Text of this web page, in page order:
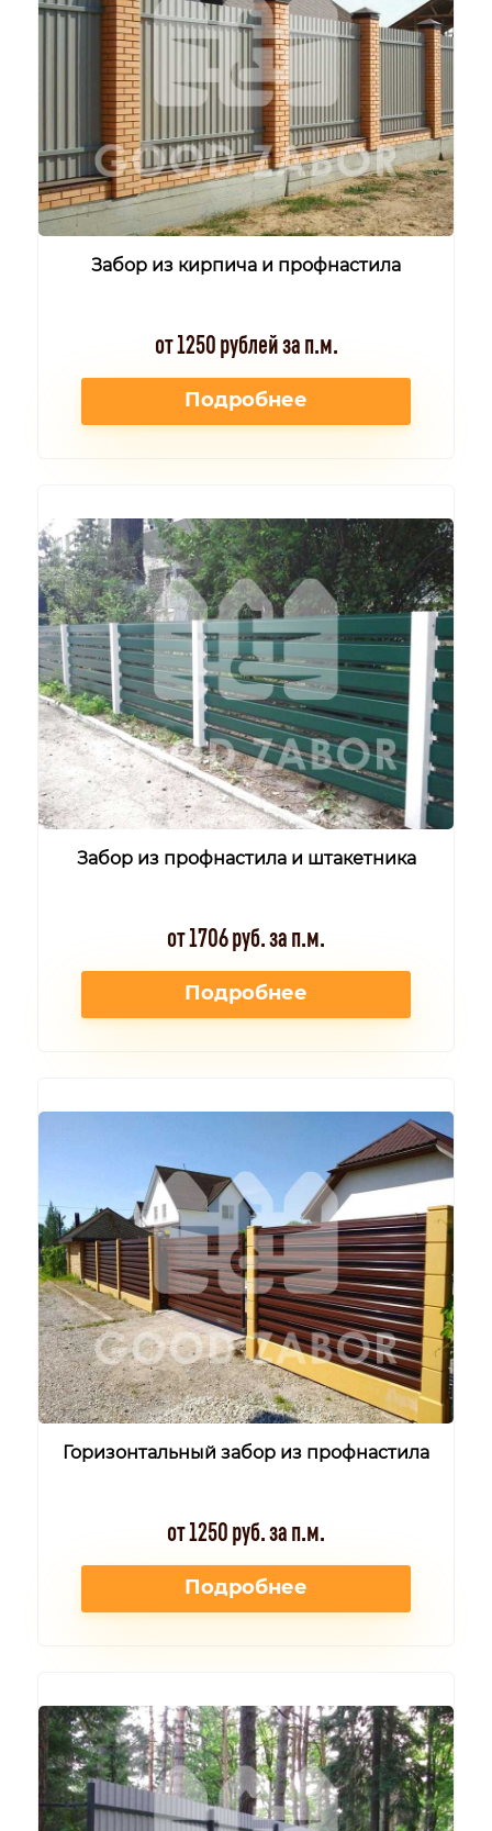
Забор из кирпича и профнастила
от 1250 рублей за п.м.
Подробнее
Забор из профнастила и штакетника
от 1706 руб. за п.м.
Подробнее
Горизонтальный забор из профнастила
от 1250 руб. за п.м.
Подробнее